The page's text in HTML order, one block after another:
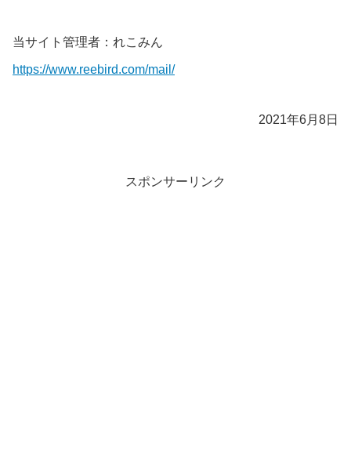
当サイト管理者：れこみん
https://www.reebird.com/mail/
2021年6月8日
スポンサーリンク